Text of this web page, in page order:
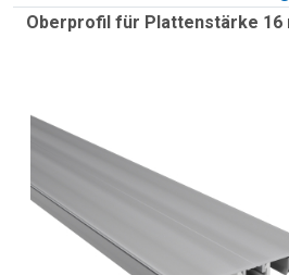
Oberprofil für Plattenstärke 16